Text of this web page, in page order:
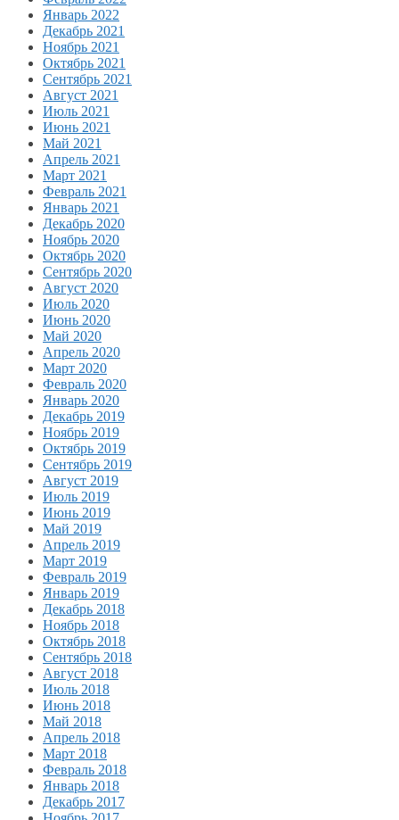
Январь 2022
Декабрь 2021
Ноябрь 2021
Октябрь 2021
Сентябрь 2021
Август 2021
Июль 2021
Июнь 2021
Май 2021
Апрель 2021
Март 2021
Февраль 2021
Январь 2021
Декабрь 2020
Ноябрь 2020
Октябрь 2020
Сентябрь 2020
Август 2020
Июль 2020
Июнь 2020
Май 2020
Апрель 2020
Март 2020
Февраль 2020
Январь 2020
Декабрь 2019
Ноябрь 2019
Октябрь 2019
Сентябрь 2019
Август 2019
Июль 2019
Июнь 2019
Май 2019
Апрель 2019
Март 2019
Февраль 2019
Январь 2019
Декабрь 2018
Ноябрь 2018
Октябрь 2018
Сентябрь 2018
Август 2018
Июль 2018
Июнь 2018
Май 2018
Апрель 2018
Март 2018
Февраль 2018
Январь 2018
Декабрь 2017